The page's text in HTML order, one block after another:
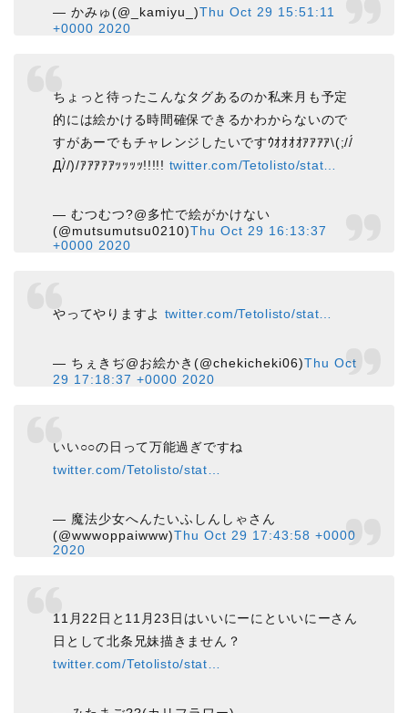
— かみゅ(@_kamiyu_)Thu Oct 29 15:51:11
+0000 2020
ちょっと待ったこんなタグあるのか私来月も予定
的には絵かける時間確保できるかわからないので
すがあーでもチャレンジしたいですｳｵｵｵｵｱｱｱｱ\(;//́
Д/̀/)/ｱｱｱｱｱｯｯｯｯ!!!!! twitter.com/Tetolisto/stat…
— むつむつ?@多忙で絵がかけない
(@mutsumutsu0210)Thu Oct 29 16:13:37
+0000 2020
やってやりますよ twitter.com/Tetolisto/stat…
— ちぇきぢ@お絵かき(@chekicheki06)Thu Oct
29 17:18:37 +0000 2020
いい○○の日って万能過ぎですね
twitter.com/Tetolisto/stat…
— 魔法少女へんたいふしんしゃさん
(@wwwoppaiwww)Thu Oct 29 17:43:58 +0000
2020
11月22日と11月23日はいいにーにといいにーさん
日として北条兄妹描きません？
twitter.com/Tetolisto/stat…